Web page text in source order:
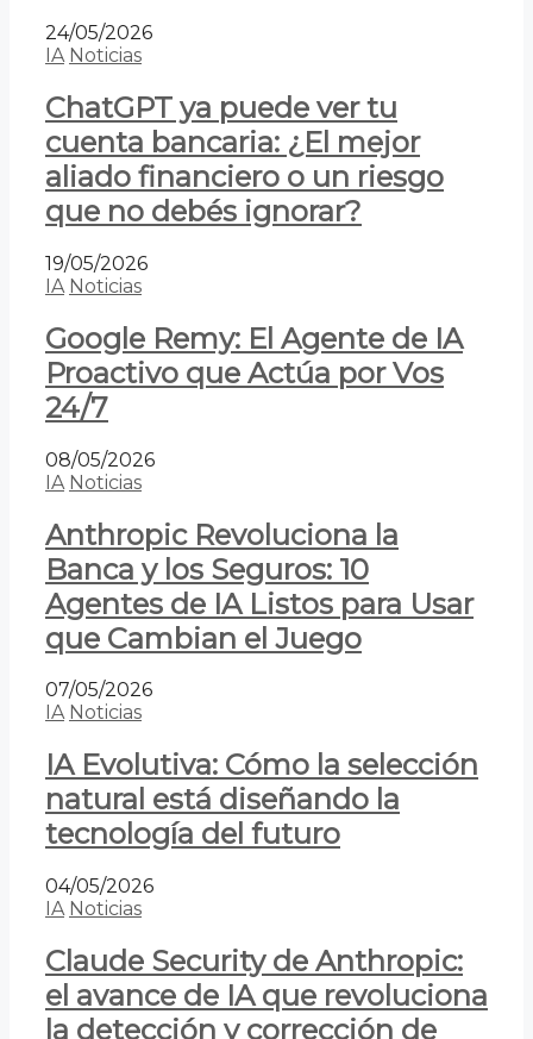
24/05/2026
IA Noticias
ChatGPT ya puede ver tu
cuenta bancaria: ¿El mejor
aliado financiero o un riesgo
que no debés ignorar?
19/05/2026
IA Noticias
Google Remy: El Agente de IA
Proactivo que Actúa por Vos
24/7
08/05/2026
IA Noticias
Anthropic Revoluciona la
Banca y los Seguros: 10
Agentes de IA Listos para Usar
que Cambian el Juego
07/05/2026
IA Noticias
IA Evolutiva: Cómo la selección
natural está diseñando la
tecnología del futuro
04/05/2026
IA Noticias
Claude Security de Anthropic:
el avance de IA que revoluciona
la detección y corrección de